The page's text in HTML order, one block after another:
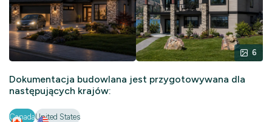
6
Dokumentacja budowlana jest przygotowywana dla
następujących krajów:
CanadaUnited States